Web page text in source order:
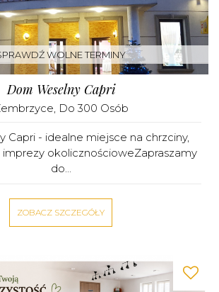
WOLNE TERMINY
Dom Weselny Capri
, Do 300 Osób
Capri - idealne miejsce na chrzciny,
okolicznościoweZapraszamy
do...
ZOBACZ SZCZEGÓŁY